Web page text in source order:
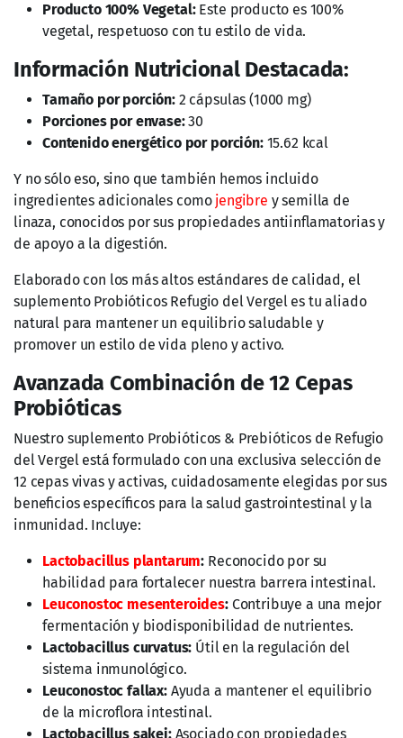
Producto 100% Vegetal:Este producto es 100%
vegetal, respetuoso con tu estilo de vida.
Información Nutricional Destacada:
Tamaño por porción:2 cápsulas (1000 mg)
Porciones por envase:30
Contenido energético por porción:15.62 kcal
Y no sólo eso, sino que también hemos incluido
ingredientes adicionales como jengibre y semilla de
linaza, conocidos por sus propiedades antiinflamatorias y
de apoyo a la digestión.
Elaborado con los más altos estándares de calidad, el
suplemento Probióticos Refugio del Vergel es tu aliado
natural para mantener un equilibrio saludable y
promover un estilo de vida pleno y activo.
Avanzada Combinación de 12 Cepas
Probióticas
Nuestro suplemento Probióticos & Prebióticos de Refugio
del Vergel está formulado con una exclusiva selección de
12 cepas vivas y activas, cuidadosamente elegidas por sus
beneficios específicos para la salud gastrointestinal y la
inmunidad. Incluye:
Lactobacillus plantarum: Reconocido por su
habilidad para fortalecer nuestra barrera intestinal.
Leuconostoc mesenteroides:Contribuye a una mejor
fermentación y biodisponibilidad de nutrientes.
Lactobacillus curvatus: Útil en la regulación del
sistema inmunológico.
Leuconostoc fallax:Ayuda a mantener el equilibrio
de la microflora intestinal.
Lactobacillus sakei:Asociado con propiedades